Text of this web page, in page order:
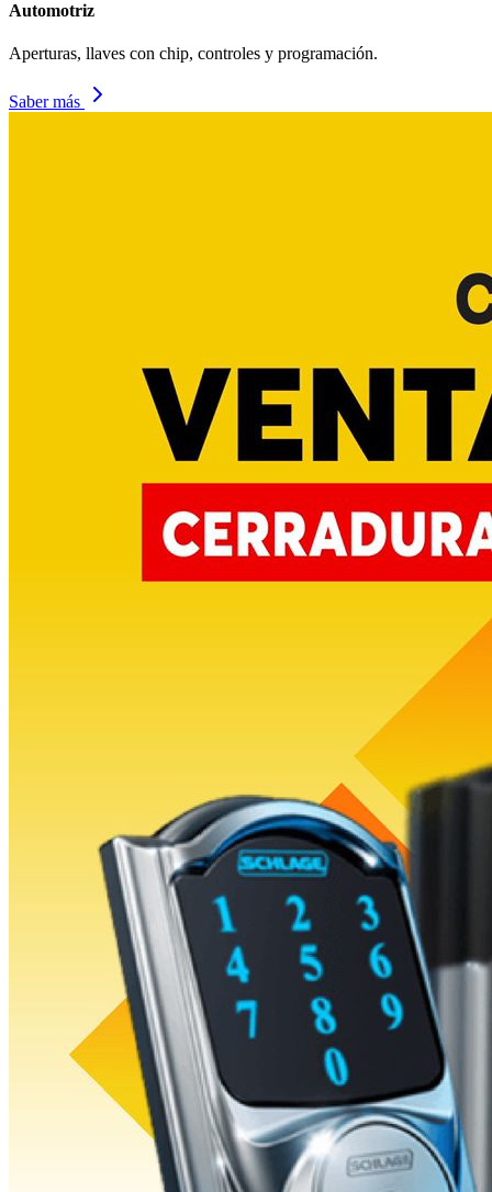
Automotriz
Aperturas, llaves con chip, controles y programación.
Saber más